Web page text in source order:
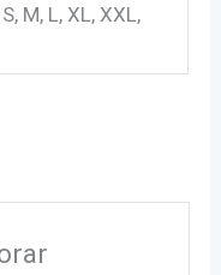
M, L, XL, XXL,